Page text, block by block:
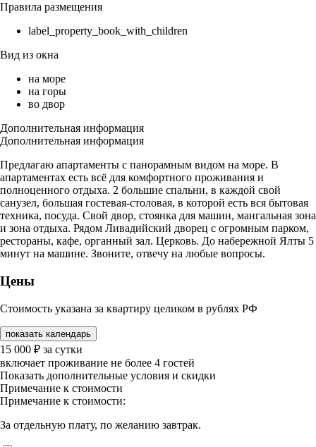
Правила размещения
label_property_book_with_children
Вид из окна
на море
на горы
во двор
Дополнительная информация
Дополнительная информация
Предлагаю апартаменты с панорамным видом на море. В
апартаментах есть всё для комфортного проживания и
полноценного отдыха. 2 большие спальни, в каждой свой
санузел, большая гостевая-столовая, в которой есть вся бытовая
техника, посуда. Свой двор, стоянка для машин, мангальная зона
и зона отдыха. Рядом Ливадийский дворец с огромным парком,
рестораны, кафе, органный зал. Церковь. До набережной Ялты 5
минут на машине. Звоните, отвечу на любые вопросы.
Цены
Стоимость указана за квартиру целиком в рублях РФ
показать календарь
15 000 ₽ за сутки
включает проживание не более 4 гостей
Показать дополнительные условия и скидки
Примечание к стоимости
Примечание к стоимости:
За отдельную плату, по желанию завтрак.